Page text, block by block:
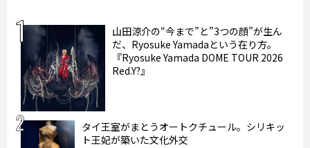
山田涼介の“今まで”と”3つの顔”が生ん
だ、Ryosuke Yamadaという在り方。
『Ryosuke Yamada DOME TOUR 2026
Red.Y?』
タイ王室がまとうオートクチュール。シリキッ
ト王妃が築いた文化外交